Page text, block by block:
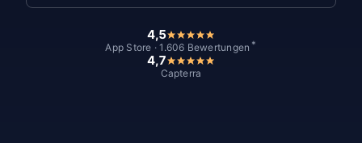
4,5
App Store · 1.606 Bewertungen *
4,7
Capterra